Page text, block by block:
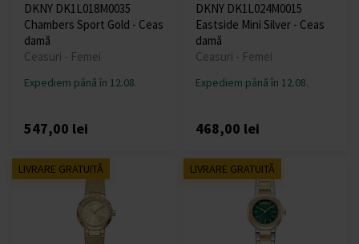
DKNY DK1L018M0035
Chambers Sport Gold - Ceas
damă
Ceasuri - Femei
Expediem până în 12.08.
547,00 lei
DKNY DK1L024M0015
Eastside Mini Silver - Ceas
damă
Ceasuri - Femei
Expediem până în 12.08.
468,00 lei
LIVRARE GRATUITĂ LIVRARE GRATUITĂ